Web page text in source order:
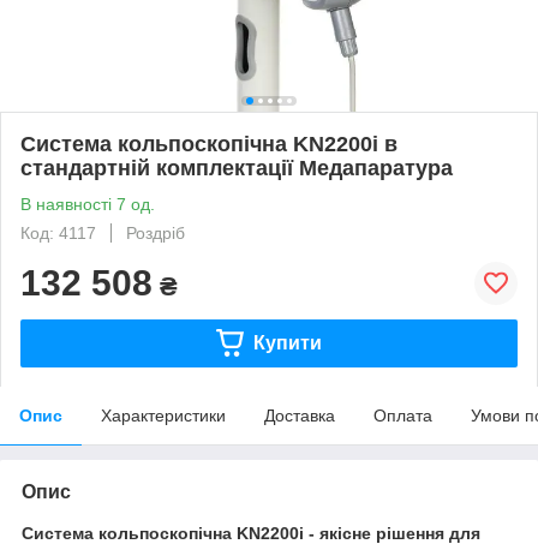
Система кольпоскопічна KN2200i в
стандартній комплектації Медапаратура
В наявності 7 од.
Код: 4117
Роздріб
132 508 ₴
Купити
Опис Характеристики Доставка Оплата Умови
Опис
Система кольпоскопічна KN2200i - якісне рішення для